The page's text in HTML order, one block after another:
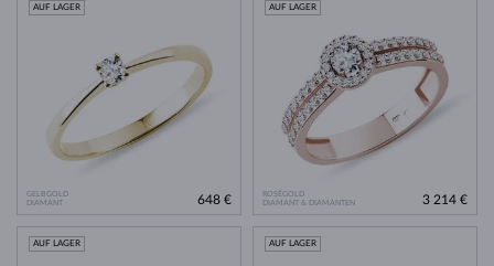
GELBGOLD
DIAMANT
AUF LAGER
648 €
ROSÉGOLD
DIAMANT & DIAMANTEN
AUF LAGER
3 214 €
AUF LAGER AUF LAGER